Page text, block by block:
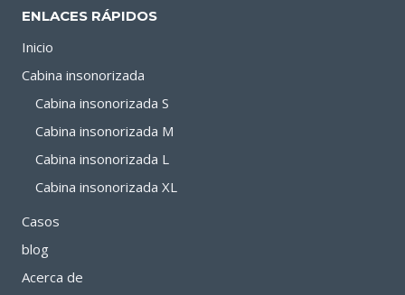
PINTURA
RUIDO
ENLACES RÁPIDOS
Inicio
Cabina insonorizada
Cabina insonorizada S
Cabina insonorizada M
Cabina insonorizada L
Cabina insonorizada XL
Casos
blog
Acerca de